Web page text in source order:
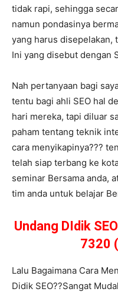
tidak rapi, sehingga
namun pondasinya
yang harus disepelakan,
Ini yang disebut dengan
Nah pertanyaan bagi
tentu bagi ahli SEO hal
hari mereka, tapi diluar
paham tentang teknik
cara menyikapinya???
telah siap terbang ke
seminar Bersama anda,
tim anda untuk belajar
Undang DIdik
7320
Lalu Bagaimana Cara
Didik SEO??Sangat